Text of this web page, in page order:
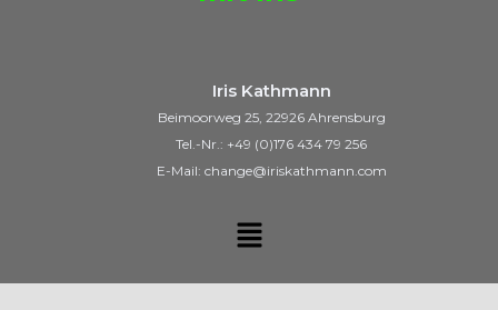
Iris Kathmann
Beimoorweg 25, 22926 Ahrensburg
Tel.-Nr.: +49 (0)176 434 79 256
E-Mail: change@iriskathmann.com